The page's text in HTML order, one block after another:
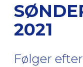
2021
Følger